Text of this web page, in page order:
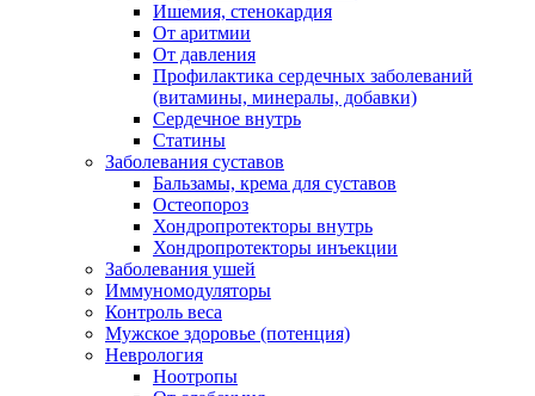
Ишемия, стенокардия
От аритмии
От давления
Профилактика сердечных заболеваний
(витамины, минералы, добавки)
Сердечное внутрь
Статины
Заболевания суставов
Бальзамы, крема для суставов
Остеопороз
Хондропротекторы внутрь
Хондропротекторы инъекции
Заболевания ушей
Иммуномодуляторы
Контроль веса
Мужское здоровье (потенция)
Неврология
Ноотропы